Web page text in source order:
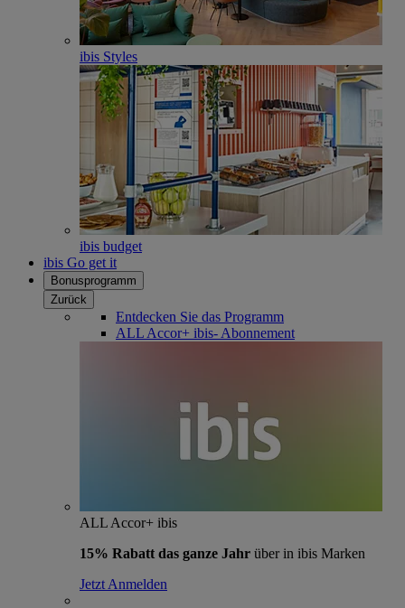
ibis Styles
ibis budget
ibis Go get it
Bonusprogramm
Zurück
Entdecken Sie das Programm
ALL Accor+ ibis- Abonnement
ALL Accor+ ibis
15% Rabatt das ganze Jahr über in ibis Marken
Jetzt Anmelden